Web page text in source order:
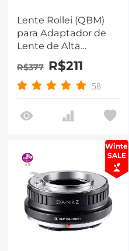
Lente Rollei (QBM)
para Adaptador de
Lente de Alta
Precisão para
Montagem de
Câmera Nikon Série
R$377 R$211
58
Winter
SALE